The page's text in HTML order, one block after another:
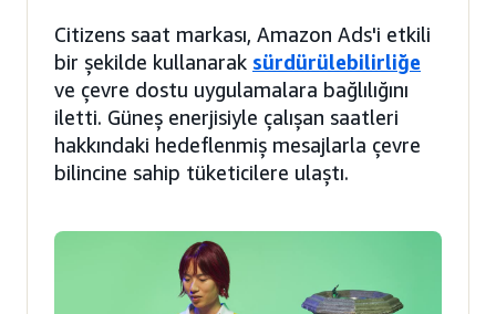
Citizens saat markası, Amazon Ads'i etkili
bir şekilde kullanarak sürdürülebilirliğe
ve çevre dostu uygulamalara bağlılığını
iletti. Güneş enerjisiyle çalışan saatleri
hakkındaki hedeflenmiş mesajlarla çevre
bilincine sahip tüketicilere ulaştı.